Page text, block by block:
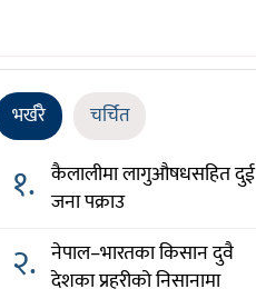
भर्खरै चर्चित
१. कैलालीमा लागुऔषधसहित दुई
जना पक्राउ
२. नेपाल–भारतका किसान दुवै
देशका प्रहरीको निसानामा